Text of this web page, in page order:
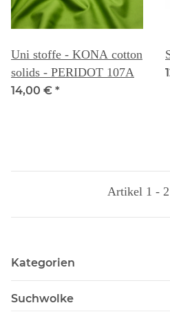
Uni stoffe - KONA cotton
solids - PERIDOT 107A
14,00 € *
Artikel 1 -
Kategorien
Suchwolke